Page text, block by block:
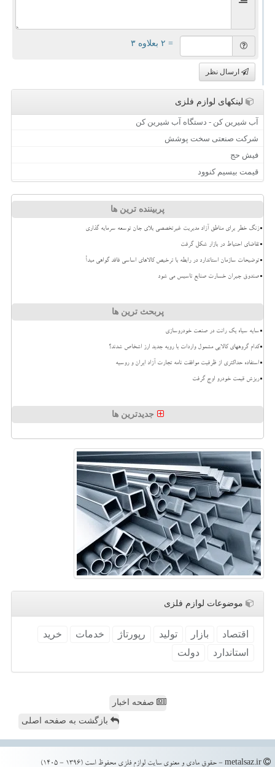
= ۲ بعلاوه ۳
ارسال نظر
لینکهای لوازم فلزی
آب شیرین کن - دستگاه آب شیرین کن
شرکت صنعتی سخت پوشش
فیش حج
قیمت بیسیم کنوود
پربیننده ترین ها
زنگ خطر برای مناطق آزاد مدیریت غیرتخصصی بلای جان توسعه سرمایه گذاری
تقاضای احتیاط در بازار شکل گرفت
توضیحات سازمان استاندارد در رابطه با ترخیص کالاهای اساسی فاقد گواهی مبدأ
صندوق جبران خسارت صنایع تاسیس می شود
پربحث ترین ها
سایه سیاه یک رانت در صنعت خودروسازی
کدام گروههای کالایی مشمول واردات با رویه جدید ارز اشخاص شدند؟
استفاده حداکثری از ظرفیت موافقت نامه تجارت آزاد ایران و روسیه
ریزش قیمت خودرو اوج گرفت
جدیدترین ها
موضوعات لوازم فلزی
اقتصاد بازار تولید رپورتاژ خدمات
خرید
استاندارد
دولت
صفحه اخبار
بازگشت به صفحه اصلی